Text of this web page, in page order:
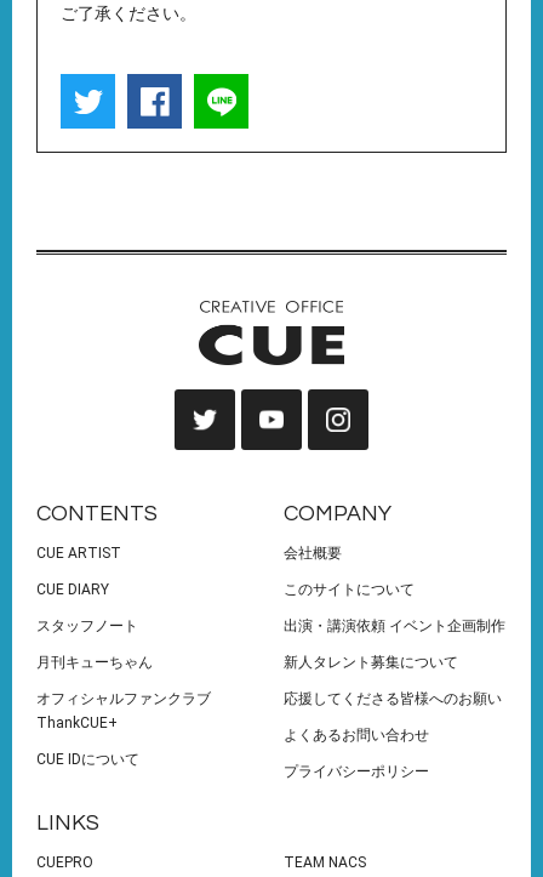
ご了承ください。
CONTENTS
CUE ARTIST
CUE DIARY
スタッフノート
月刊キューちゃん
オフィシャルファンクラブ
ThankCUE+
CUE IDについて
COMPANY
会社概要
このサイトについて
出演・講演依頼 イベント企画制作
新人タレント募集について
応援してくださる皆様へのお願い
よくあるお問い合わせ
プライバシーポリシー
LINKS
CUEPRO TEAM NACS